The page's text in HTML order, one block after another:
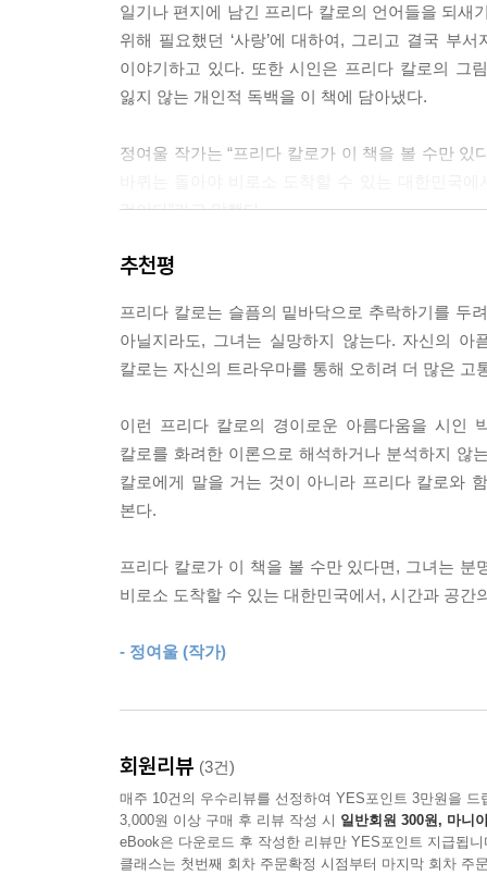
사랑한다는 것은 더도 덜도 아니고 사랑하는 사람
지, 보살핌을 받으려는 욕구가 아니다. 누군가를
신을 사랑한 게 아니라, 당신이 필요한 나를 사랑한
--- p.68
물론 프리다 칼로는 병적이었어. 병적으로 자신의
지, 포기할 수 없는지, 자신을 상처 입히는지, 슬
아니라, 자신에게 자신의 상태를 납득시키려고 ‘
--- p.100
이 났을까. 햇빛으로 반짝이는 한강을 보니 서러
울었다. 그때 내가 가진 것 중 빛나는 것은 슬픔밖
사람들을 등지고 울었지만, 누구든 보았을지도
미어진다. 길에서 흘렸던 내 눈물들이 한꺼번에
정말이다. 우리를 강제하고 처벌하는 것이 목적인
생각하면 모골이 송연해지기도 한다. 마땅히? 그
보티첼리의 ‘비너스(비너스의 탄생)’는 한 손으
‘정숙한 자세’로! 세상이 여 자에게 요구하는 자세
--- p.171
일기나 편지에 남긴 프리다 칼로의 언어들을 되새
위해 필요했던 ‘사랑’에 대하여, 그리고 결국 부
이야기하고 있다. 또한 시인은 프리다 칼로의 그
잃지 않는 개인적 독백을 이 책에 담아냈다.
정여울 작가는 “프리다 칼로가 이 책을 볼 수만
것이다”라고 말했다.
프리다 칼로의 ‘살아남은’ 그림과 시인의 변주곡
시인 박연준과 화가 프리다 칼로의 만남이 특별한
“그림과 시는 비와 눈처럼 닮았다. 안개와 허기처
이르기까지 10편의 ‘그림 번역’은 ‘삶과 죽음’, ‘
잊히지 않은 것들에 대한 사유이며, 그림이 미처
박연준 시인은 “존재가 증발한 뒤에도 남아 있는
살려보는 일이 될 수도 있다”고 말했다.
아름답다.
애초에 이 책은 프리다 칼로에 대한 개인적 사랑
있는 것’에 대해 깊이 있는 사유를 펼쳐나간다.
추천평
프리다 칼로는 슬픔의 밑바닥으로 추락하기를 두
아닐지라도, 그녀는 실망하지 않는다. 자신의
칼로는 자신의 트라우마를 통해 오히려 더 많은 고
이런 프리다 칼로의 경이로운 아름다움을 시인
칼로를 화려한 이론으로 해석하거나 분석하지 않
칼로에게 말을 거는 것이 아니라 프리다 칼로와
본다.
프리다 칼로가 이 책을 볼 수만 있다면, 그녀는
비로소 도착할 수 있는 대한민국에서, 시간과 공
- 정여울 (작가)
회원리뷰 (3건)
매주 10건의 우수리뷰를 선정하여 YES포인트 3만원을 드
3,000원 이상 구매 후 리뷰 작성 시 일반회원 300원, 마니
eBook은 다운로드 후 작성한 리뷰만 YES포인트 지급됩니
클래스는 첫번째 회차 주문확정 시점부터 마지막 회차 주